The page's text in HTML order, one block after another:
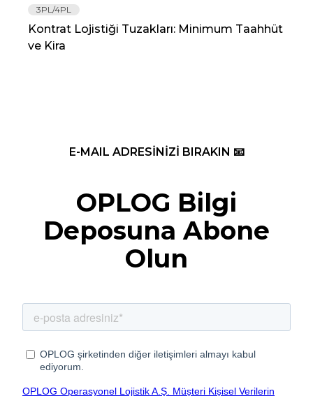
3PL/4PL
Kontrat Lojistiği Tuzakları: Minimum Taahhüt
ve Kira
E-MAIL ADRESİNİZİ BIRAKIN 📧
OPLOG Bilgi
Deposuna Abone
Olun